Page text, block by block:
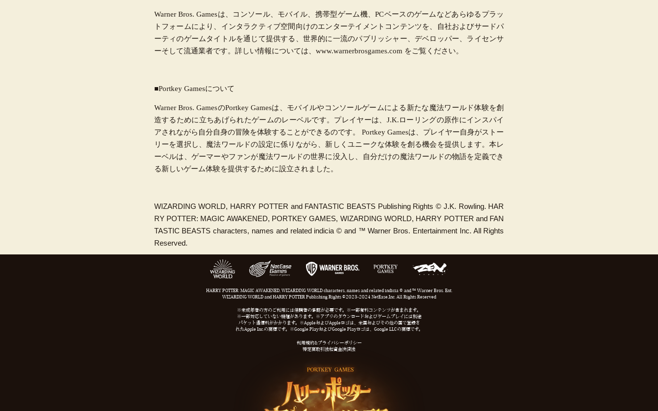
Warner Bros. Gamesは、コンソール、モバイル、携帯型ゲーム機、PCベースのゲームなどあらゆるプラッ
トフォームにより、インタラクティブ空間向けのエンターテイメントコンテンツを、自社およびサードパ
ーティのゲームタイトルを通じて提供する、世界的に一流のパブリッシャー、デベロッパー、ライセンサ
ーそして流通業者です。詳しい情報については、www.warnerbrosgames.com をご覧ください。
■Portkey Gamesについて
Warner Bros. GamesのPortkey Gamesは、モバイルやコンソールゲームによる新たな魔法ワールド体験を創
造するために立ちあげられたゲームのレーベルです。プレイヤーは、J.K.ローリングの原作にインスパイ
アされながら自分自身の冒険を体験することができるのです。 Portkey Gamesは、プレイヤー自身がストー
リーを選択し、魔法ワールドの設定に係りながら、新しくユニークな体験を創る機会を提供します。本レ
ーベルは、ゲーマーやファンが魔法ワールドの世界に没入し、自分だけの魔法ワールドの物語を定義でき
る新しいゲーム体験を提供するために設立されました。
WIZARDING WORLD, HARRY POTTER and FANTASTIC BEASTS Publishing Rights © J.K. Rowling. HAR
RY POTTER: MAGIC AWAKENED, PORTKEY GAMES, WIZARDING WORLD, HARRY POTTER and FAN
TASTIC BEASTS characters, names and related indicia © and ™ Warner Bros. Entertainment Inc. All Rights
Reserved.
HARRY POTTER: MAGIC AWAKENED, WIZARDING WORLD characters, names and related indicia © and ™ Warner Bros. Ent.
WIZARDING WORLD and HARRY POTTER Publishing Rights ©2023-2024 NetEase,Inc. All Rights Reserved
※未成年者の方のご利用には保護者の承認が必要です。※一部有料コンテンツが含まれます。
※一部対応していない機種があります。※アプリのダウンロードおよびゲームプレイには別途
パケット通信料がかかります。※AppleおよびAppleロゴは、米国およびその他の国で登録さ
れたApple Inc.の商標です。※Google PlayおよびGoogle Playロゴは、Google LLCの商標です。
利用規約&プライバシーポリシー
特定商取引法和資金決済法